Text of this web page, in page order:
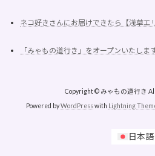
ネコ好きさんにお届けできたら【浅草エ
「みゃもの道行き」をオープンいたしま
Copyright © みゃもの道行き
Powered byWordPresswith Lightning
日本語